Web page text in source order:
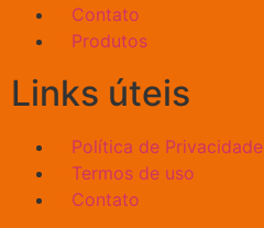
Contato
Produtos
Links úteis
Política de Privacidade
Termos de uso
Contato